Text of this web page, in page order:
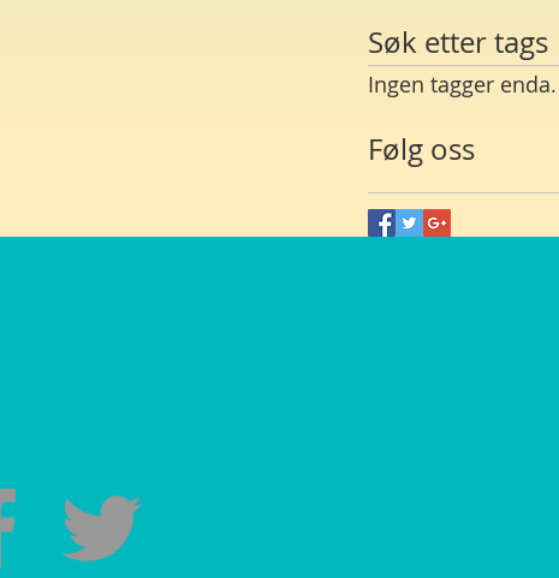
Søk etter tags
Ingen tagger enda.
Følg oss